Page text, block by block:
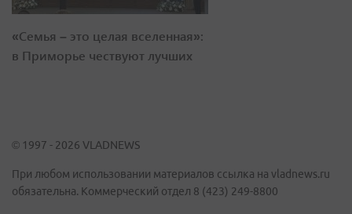
«Семья – это целая вселенная»:
в Приморье чествуют лучших
© 1997 - 2026 VLADNEWS
При любом использовании материалов ссылка на vladnews.ru
обязательна. Коммерческий отдел 8 (423) 249-8800